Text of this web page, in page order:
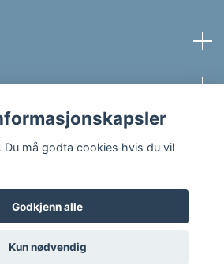
HverdagPowered by Quickbutik
Du må godta cookies hvis du vil
Godkjenn alle
Kun nødvendig